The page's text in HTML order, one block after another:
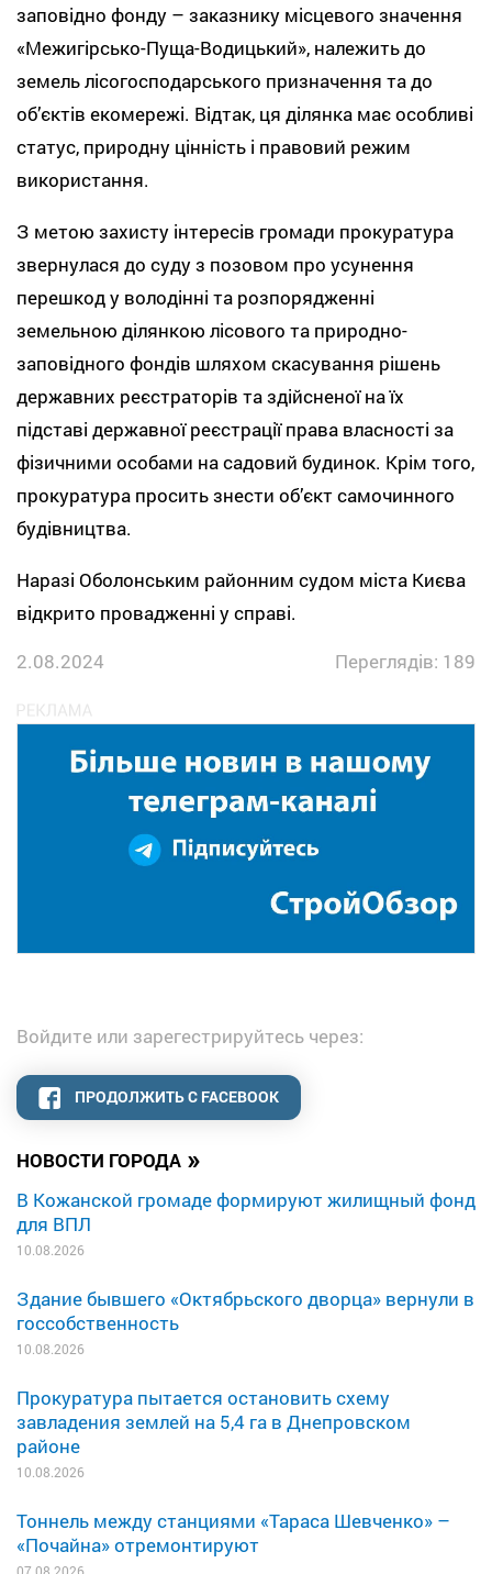
НОВОСТИ ГОРОДА »
В Кожанской громаде формируют жилищный фонд
для ВПЛ
10.08.2026
Здание бывшего «Октябрьского дворца» вернули в
госсобственность
10.08.2026
Прокуратура пытается остановить схему
завладения землей на 5,4 га в Днепровском
районе
10.08.2026
Тоннель между станциями «Тараса Шевченко» –
«Почайна» отремонтируют
заповідно фонду – заказнику місцевого значення
«Межигірсько-Пуща-Водицький», належить до
земель лісогосподарського призначення та до
об’єктів екомережі. Відтак, ця ділянка має особливі
статус, природну цінність і правовий режим
використання.
З метою захисту інтересів громади прокуратура
звернулася до суду з позовом про усунення
перешкод у володінні та розпорядженні
земельною ділянкою лісового та природно-
заповідного фондів шляхом скасування рішень
державних реєстраторів та здійсненої на їх
підставі державної реєстрації права власності за
фізичними особами на садовий будинок. Крім того,
прокуратура просить знести об’єкт самочинного
будівництва.
Наразі Оболонським районним судом міста Києва
відкрито провадженні у справі.
2.08.2024
Переглядів: 189
Войдите или зарегестрируйтесь через:
ПРОДОЛЖИТЬ С FACEBOOK